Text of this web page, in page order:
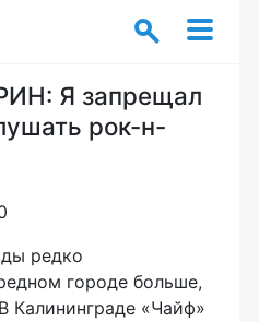
Я запрещал
рок-н-
редко
городе больше,
Калининграде «Чайф»